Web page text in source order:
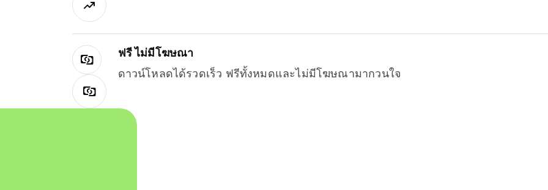
ฟรี ไม่มีโฆษณา
ดาวน์โหลดได้รวดเร็ว ฟรีทั้งหมดและไม่มีโฆษณามากวนใจ